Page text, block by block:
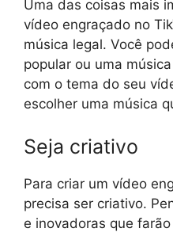
Uma das coisas mais
vídeo engraçado no
música legal. Você
popular ou uma
com o tema do seu
escolher uma música
Seja criativo
Para criar um vídeo
precisa ser criativo.
e inovadoras que